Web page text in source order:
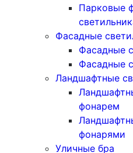
Парковые
Фасадные
Фасадные
Фасадные
Ландшафтные
фонарем
фонарями
Уличные бра